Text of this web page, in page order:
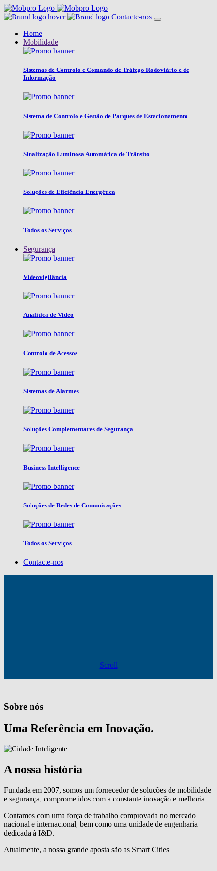
Contacte-nos
Home
Mobilidade
Sistemas de Controlo e Comando de Tráfego Rodoviário e de
Informação
Sistema de Controlo e Gestão de Parques de Estacionamento
Sinalização Luminosa Automática de Trânsito
Soluções de Eficiência Energética
Todos os Serviços
Segurança
Videovigilância
Analítica de Vídeo
Controlo de Acessos
Sistemas de Alarmes
Soluções Complementares de Segurança
Business Intelligence
Soluções de Redes de Comunicações
Todos os Serviços
Contacte-nos
Scroll
Sobre nós
Uma Referência em Inovação.
A nossa história
Fundada em 2007, somos um fornecedor de soluções de mobilidade
e segurança, comprometidos com a constante inovação e melhoria.
Contamos com uma força de trabalho comprovada no mercado
nacional e internacional, bem como uma unidade de engenharia
dedicada à I&D.
Atualmente, a nossa grande aposta são as Smart Cities.